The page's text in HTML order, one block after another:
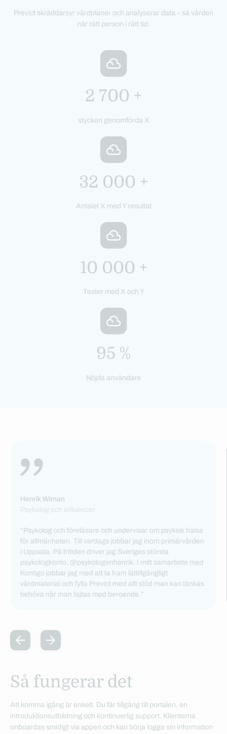
Previct skräddarsyr vårdplaner och analyserar data – så vården
når rätt person i rätt tid.
2 700 +
stycken genomförda X
32 000 +
Antalet X med Y resultat
10 000 +
Tester med X och Y
95 %
Nöjda användare
Henrik Wiman
Psykolog och influencer
”Psykolog och föreläsare och undervisar om psykisk hälsa
för allmänheten. Till vardags jobbar jag inom primärvården
i Uppsala. På fritiden driver jag Sveriges största
psykologkonto, @psykologenhenrik. I mitt samarbete med
Kontigo jobbar jag med att ta fram lättillgängligt
vårdmaterial och fylla Previct med allt stöd man kan tänkas
behöva när man fajtas med beroende.”
Så fungerar det
Att komma igång är enkelt. Du får tillgång till portalen, en
introduktionsutbildning och kontinuerlig support. Klienterna
onboardas smidigt via appen och kan börja logga sin information